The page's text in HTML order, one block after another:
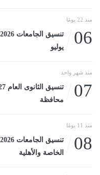
منذ 22 يومًا
06
يوليو
منذ شهر واحد
07
محافظة
منذ 11 يومًا
08
الخاصة والأهلية